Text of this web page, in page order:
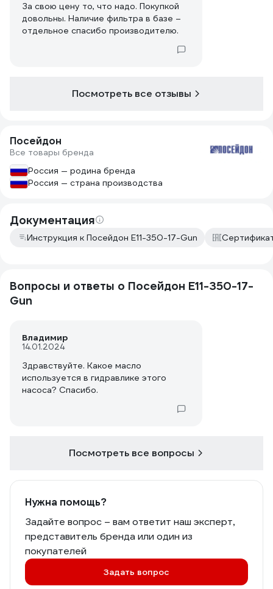
За свою цену то, что надо. Покупкой
довольны. Наличие фильтра в базе –
отдельное спасибо производителю.
Посмотреть все отзывы
Посейдон
Все товары бренда
Россия — родина бренда
Россия — страна производства
Документация
Инструкция к Посейдон E11-350-17-Gun
Вопросы и ответы о Посейдон E11-350-17-
Gun
Владимир
14.01.2024
Здравствуйте. Какое масло
используется в гидравлике этого
насоса? Спасибо.
Посмотреть все вопросы
Нужна помощь?
Задайте вопрос – вам ответит наш эксперт,
представитель бренда или один из
покупателей
Задать вопрос